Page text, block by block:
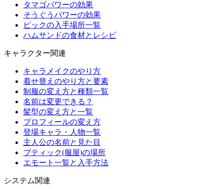
タマゴパワーの効果
そうぐうパワーの効果
ピックの入手場所一覧
ハムサンドの食材とレシピ
キャラクター関連
キャラメイクのやり方
着せ替えのやり方と要素
制服の変え方と種類一覧
名前は変更できる？
髪型の変え方と一覧
プロフィールの変え方
登場キャラ・人物一覧
主人公の名前と見た目
ブティック(服屋)の場所
エモート一覧と入手方法
システム関連